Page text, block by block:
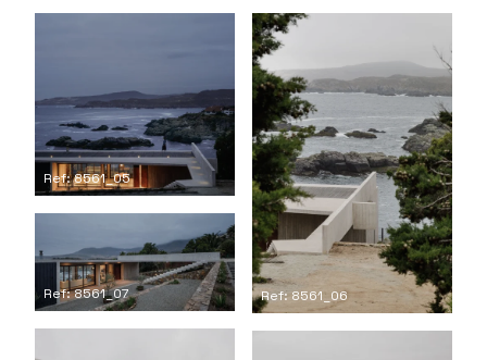
Ref: 8561_05
Ref: 8561_06
Ref: 8561_07